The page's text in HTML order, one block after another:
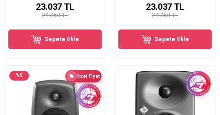
24.250 TL
23.037TL
Sepete Ekle
24.250 TL
23.037TL
Sepete Ekle
%5 Özel Fiyat